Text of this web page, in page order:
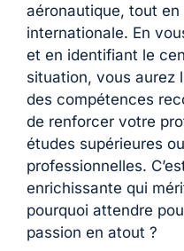
aéronautique, tout
internationale. En
et en identifiant le
situation, vous aurez
des compétences
de renforcer votre
études supérieures
professionnelles.
enrichissante qui
pourquoi attendre
passion en atout ?